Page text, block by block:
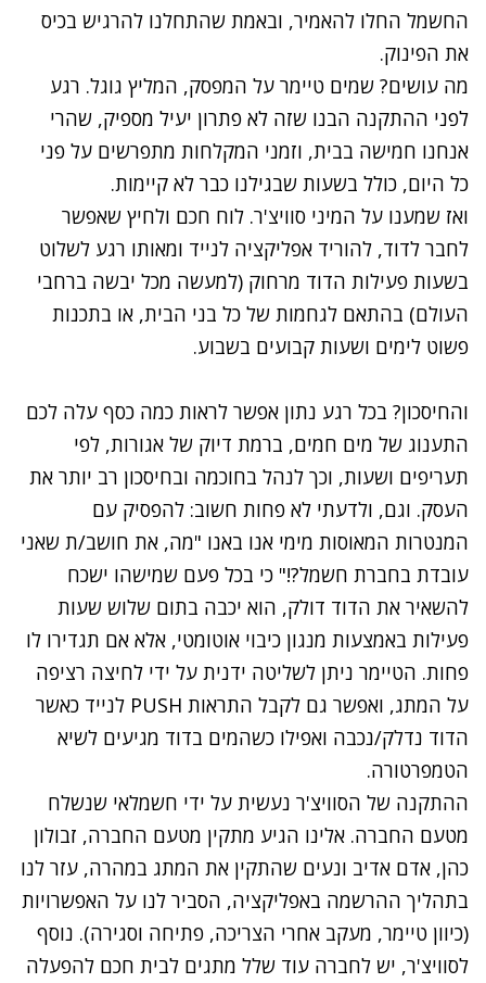
החשמל החלו להאמיר, ובאמת שהתחלנו להרגיש בכיס
את הפינוק.
מה עושים? שמים טיימר על המפסק, המליץ גוגל. רגע
לפני ההתקנה הבנו שזה לא פתרון יעיל מספיק, שהרי
אנחנו חמישה בבית, וזמני המקלחות מתפרשים על פני
כל היום, כולל בשעות שבגילנו כבר לא קיימות.
ואז שמענו על המיני סוויצ'ר. לוח חכם ולחיץ שאפשר
לחבר לדוד, להוריד אפליקציה לנייד ומאותו רגע לשלוט
בשעות פעילות הדוד מרחוק (למעשה מכל יבשה ברחבי
העולם) בהתאם לגחמות של כל בני הבית, או בתכנות
פשוט לימים ושעות קבועים בשבוע.
והחיסכון? בכל רגע נתון אפשר לראות כמה כסף עלה לכם
התענוג של מים חמים, ברמת דיוק של אגורות, לפי
תעריפים ושעות, וכך לנהל בחוכמה ובחיסכון רב יותר את
העסק. וגם, ולדעתי לא פחות חשוב: להפסיק עם
המנטרות המאוסות מימי אנו באנו "מה, את חושב/ת שאני
עובדת בחברת חשמל?!" כי בכל פעם שמישהו ישכח
להשאיר את הדוד דולק, הוא יכבה בתום שלוש שעות
פעילות באמצעות מנגון כיבוי אוטומטי, אלא אם תגדירו לו
פחות. הטיימר ניתן לשליטה ידנית על ידי לחיצה רציפה
על המתג, ואפשר גם לקבל התראות PUSH לנייד כאשר
הדוד נדלק/נכבה ואפילו כשהמים בדוד מגיעים לשיא
הטמפרטורה.
ההתקנה של הסוויצ'ר נעשית על ידי חשמלאי שנשלח
מטעם החברה. אלינו הגיע מתקין מטעם החברה, זבולון
כהן, אדם אדיב ונעים שהתקין את המתג במהרה, עזר לנו
בתהליך ההרשמה באפליקציה, הסביר לנו על האפשרויות
(כיוון טיימר, מעקב אחרי הצריכה, פתיחה וסגירה). נוסף
לסוויצ'ר, יש לחברה עוד שלל מתגים לבית חכם להפעלה